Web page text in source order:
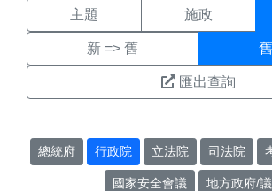
主題 施政
新 => 舊
匯出查詢
總統府 行政院 立法院 司法院
國家安全會議 地方政府/